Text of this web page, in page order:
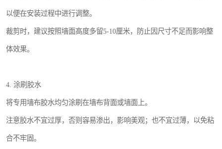
以便在安装过程中进行调整。
裁剪时，建议按照墙面高度多留5-10厘米，防止因尺寸不足而影响整
体效果。
4. 涂刷胶水
将专用墙布胶水均匀涂刷在墙布背面或墙面上。
注意胶水不宜过厚，否则容易渗出，影响美观；也不宜过薄，以免粘
合不牢固。